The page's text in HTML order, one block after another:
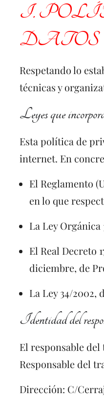
I.
DATOS
Respetando lo
técnicas y
Leyes que
Esta política de
internet. En
El Reglamento
en lo que
La Ley
El Real Decreto
diciembre, de
La Ley 34/2002,
Identidad del
El responsable del
Responsable del
Dirección: C/